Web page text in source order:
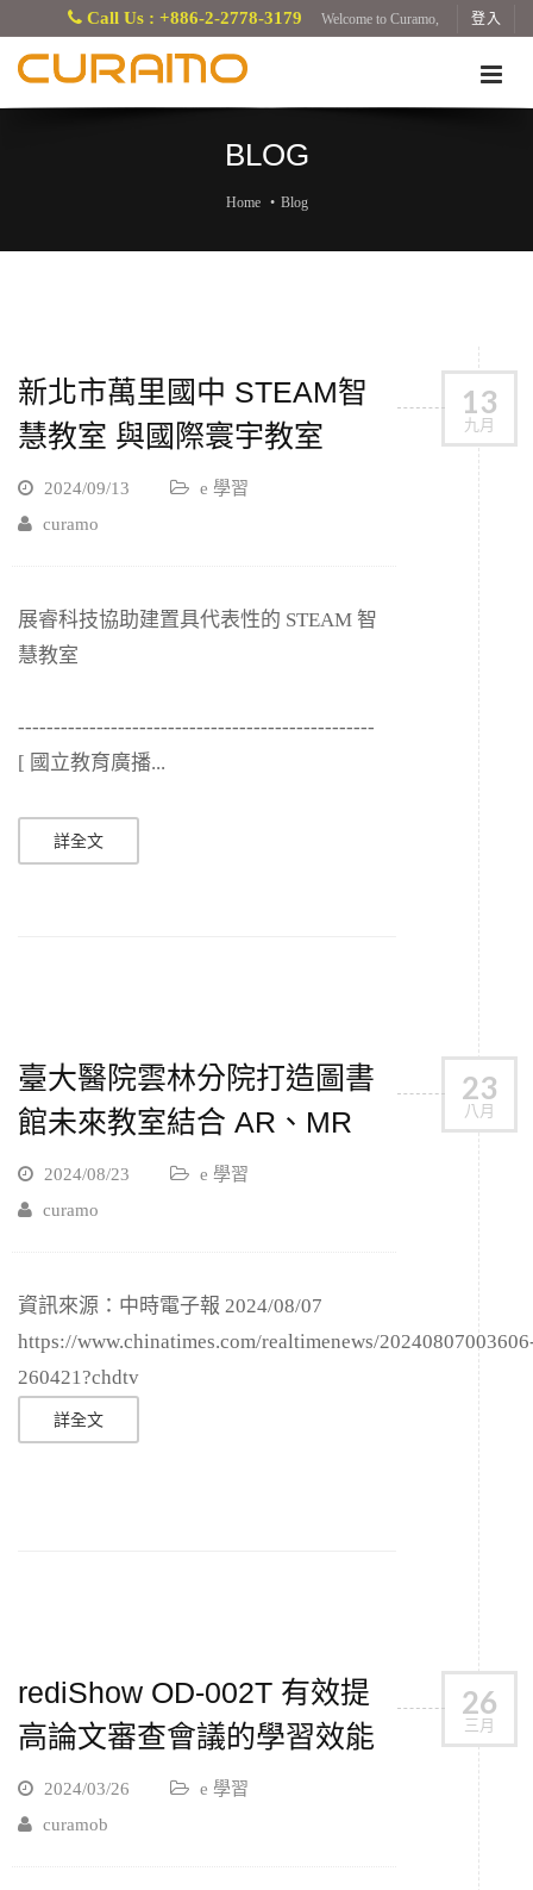
Call Us : +886-2-2778-3179 Welcome to Curamo, 登入
BLOG
Home Blog
13
九月
新北市萬里國中 STEAM智
慧教室 與國際寰宇教室
2024/09/13
e 學習
curamo
展睿科技協助建置具代表性的 STEAM 智
慧教室
--------------------------------------------------
[ 國立教育廣播...
詳全文
23
八月
臺大醫院雲林分院打造圖書
館未來教室結合 AR、MR
2024/08/23
e 學習
curamo
資訊來源：中時電子報 2024/08/07
https://www.chinatimes.com/realtimenews/
260421?chdtv
詳全文
26
三月
rediShow OD-002T 有效提
高論文審查會議的學習效能
2024/03/26
e 學習
curamob